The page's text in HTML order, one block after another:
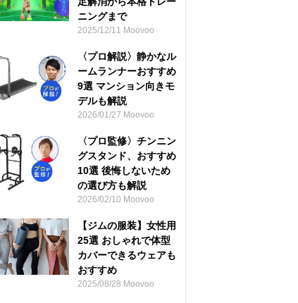
ニングまで
2025/12/11 Moovoo
〈プロ解説〉静かなル
ームランナーおすすめ
9選 マンション向きモ
デルも解説
2026/01/27 Moovoo
〈プロ監修〉チンニン
グスタンド、おすすめ
10選 後悔しないため
の選び方も解説
2026/02/10 Moovoo
【ジムの服装】女性用
25選 おしゃれで体型
カバーできるウェアも
おすすめ
2025/08/28 Moovoo